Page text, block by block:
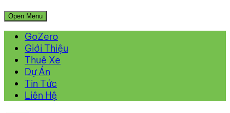
Open Menu
GoZero
Giới Thiệu
Thuê Xe
Dự Án
Tin Tức
Liên Hệ